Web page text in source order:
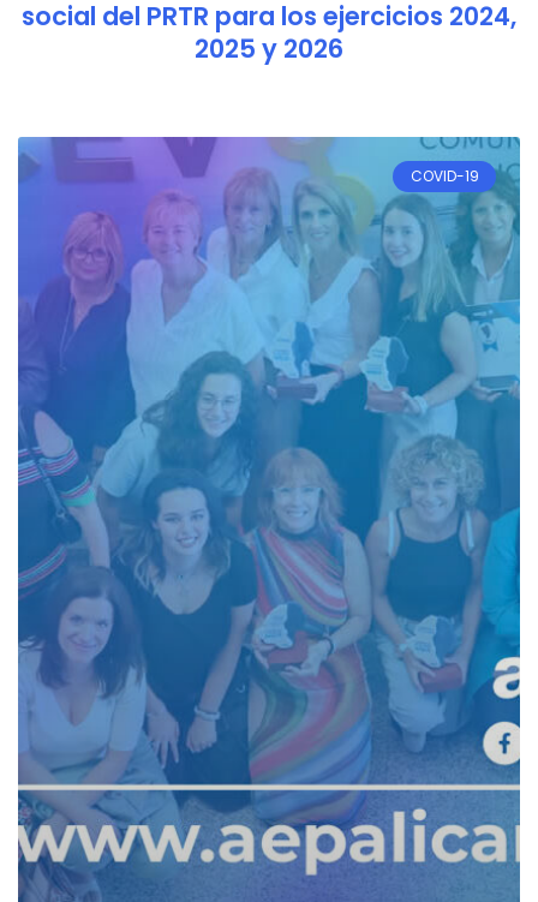
social del PRTR para los ejercicios 2024,
2025 y 2026
COVID-19